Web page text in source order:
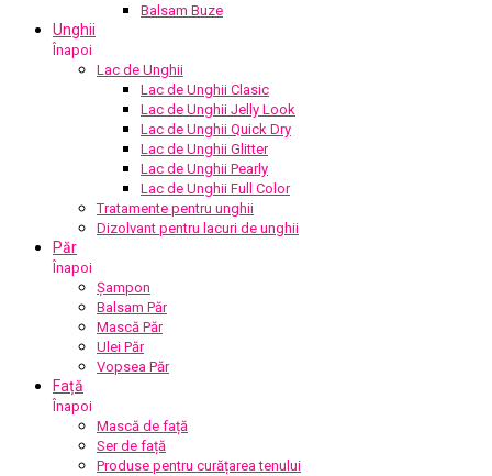
Balsam Buze
Unghii
Înapoi
Lac de Unghii
Lac de Unghii Clasic
Lac de Unghii Jelly Look
Lac de Unghii Quick Dry
Lac de Unghii Glitter
Lac de Unghii Pearly
Lac de Unghii Full Color
Tratamente pentru unghii
Dizolvant pentru lacuri de unghii
Păr
Înapoi
Șampon
Balsam Păr
Mască Păr
Ulei Păr
Vopsea Păr
Față
Înapoi
Mască de față
Ser de față
Produse pentru curățarea tenului